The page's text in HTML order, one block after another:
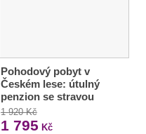
Pohodový pobyt v
Českém lese: útulný
penzion se stravou
1 920 Kč
1 795 Kč